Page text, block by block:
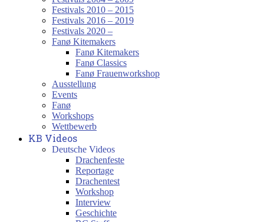
Festivals 2010 – 2015
Festivals 2016 – 2019
Festivals 2020 –
Fanø Kitemakers
Fanø Kitemakers
Fanø Classics
Fanø Frauenworkshop
Ausstellung
Events
Fanø
Workshops
Wettbewerb
KB Videos
Deutsche Videos
Drachenfeste
Reportage
Drachentest
Workshop
Interview
Geschichte